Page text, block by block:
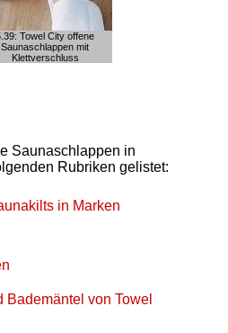
Towel City offene
Saunaschlappen mit
Klettverschluss
Saunaschlappen in
Rubriken gelistet:
in Marken
Bademäntel von Towel